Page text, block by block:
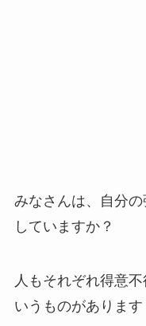
みなさんは、自分
していますか？
人もそれぞれ得意
いうものがあります